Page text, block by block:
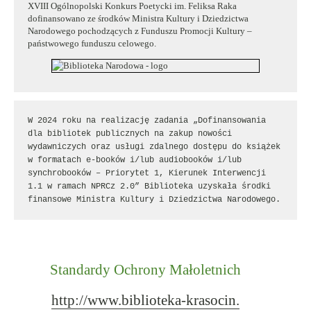
XVIII Ogólnopolski Konkurs Poetycki im. Feliksa Raka
dofinansowano ze środków Ministra Kultury i Dziedzictwa
Narodowego pochodzących z Funduszu Promocji Kultury –
państwowego funduszu celowego.
W 2024 roku na realizację zadania „Dofinansowania
dla bibliotek publicznych na zakup nowości
wydawniczych oraz usługi zdalnego dostępu do książek
w formatach e-booków i/lub audiobooków i/lub
synchrobooków – Priorytet 1, Kierunek Interwencji
1.1 w ramach NPRCz 2.0” Biblioteka uzyskała środki
finansowe Ministra Kultury i Dziedzictwa Narodowego.
Standardy Ochrony Małoletnich
http://www.biblioteka-krasocin.